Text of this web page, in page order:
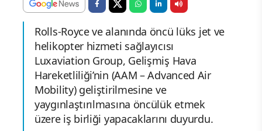
Rolls-Royce ve alanında öncü lüks jet ve
helikopter hizmeti sağlayıcısı
Luxaviation Group, Gelişmiş Hava
Hareketliliği’nin (AAM – Advanced Air
Mobility) geliştirilmesine ve
yaygınlaştırılmasına öncülük etmek
üzere iş birliği yapacaklarını duyurdu.